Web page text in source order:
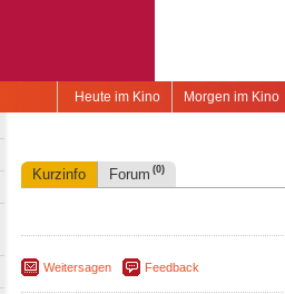
Morgen im Kino
Heute im Kino
Kurzinfo Forum (0)
Weitersagen Feedback